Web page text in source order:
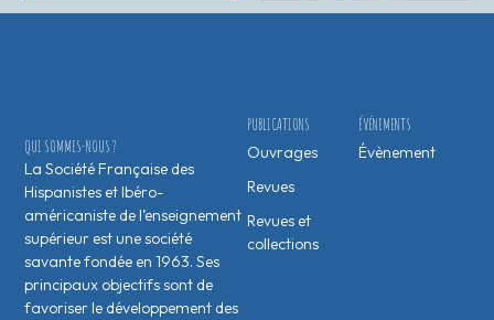
ÉVÉNEMENTS
Évènement
PUBLICATIONS
Ouvrages
Revues
Revues et
collections
QUI SOMMES-NOUS ?
La Société Française des
Hispanistes et Ibéro-
américaniste de l’enseignement
supérieur est une société
savante fondée en 1963. Ses
principaux objectifs sont de
favoriser le développement des